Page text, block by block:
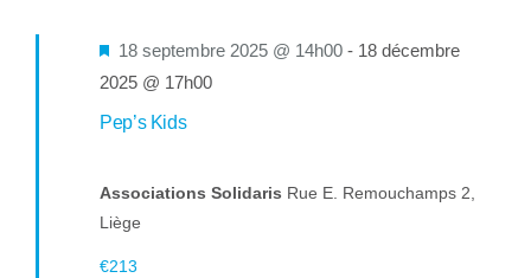
Pep’s Kids
Mis
en
avant
18 septembre 2025 @ 14h00 - 18 décembre
2025 @ 17h00
Associations Solidaris Rue E. Remouchamps 2,
Liège
€213